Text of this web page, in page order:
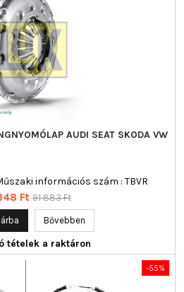
AUDI SEAT SKODA VW
információs szám : TBVR
Ft Normál
91 883 Ft
Bővebben
tételek a raktáron
-55%